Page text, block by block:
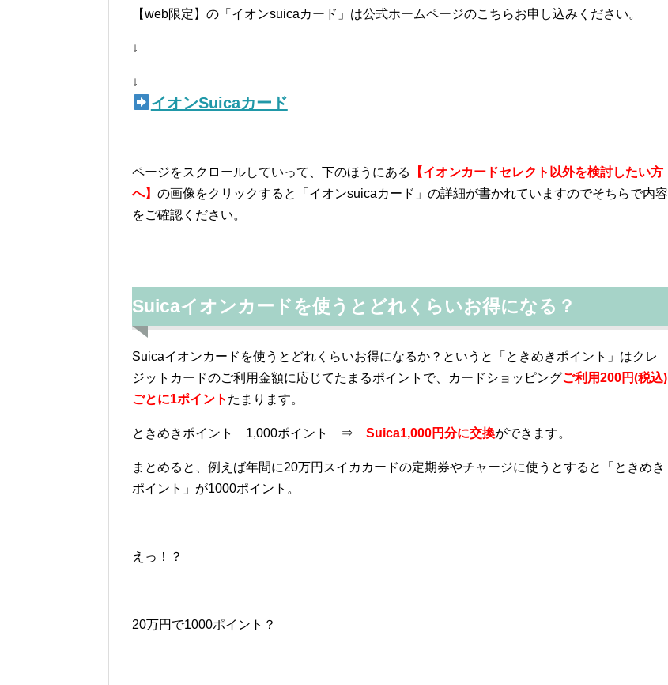
【web限定】の「イオンsuicaカード」は公式ホームページのこちらお申し込みください。
↓
↓
イオンSuicaカード
ページをスクロールしていって、下のほうにある
【イオンカードセレクト以外を検討したい方
へ】 の画像をクリックすると「イオンsuicaカード」の詳細が書かれていますのでそちらで内容
をご確認ください。
Suicaイオンカードを使うとどれくらいお得になる？
Suicaイオンカードを使うとどれくらいお得になるか？というと「ときめきポイント」はクレ
ジットカードのご利用金額に応じてたまるポイントで、カードショッピングご利用200円(税込)
ごとに1ポイント たまります。
ときめきポイント 1,000ポイント ⇒ Suica1,000円分に交換ができます。
まとめると、例えば年間に20万円スイカカードの定期券やチャージに使うとすると「ときめき
ポイント」が1000ポイント。
えっ！？
20万円で1000ポイント？